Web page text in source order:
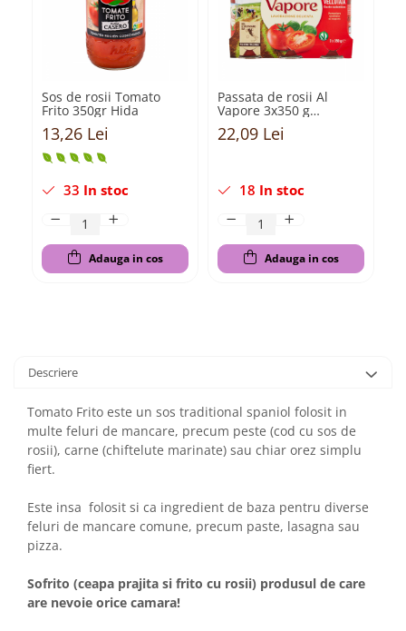
Sos de rosii Tomato
Frito 350gr Hida
13,26 Lei
33 In stoc
Adauga in cos
Passata de rosii Al
Vapore 3x350 g
Valfrutta
22,09 Lei
18 In stoc
Adauga in cos
Descriere
Tomato Frito este un sos traditional spaniol folosit in
multe feluri de mancare, precum peste (cod cu sos de
rosii), carne (chiftelute marinate) sau chiar orez simplu
fiert.
Este insa folosit si ca ingredient de baza pentru diverse
feluri de mancare comune, precum paste, lasagna sau
pizza.
Sofrito (ceapa prajita si frito cu rosii) produsul de care
are nevoie orice camara!